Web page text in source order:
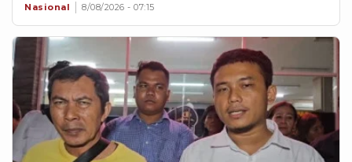
Nasional 8/08/2026 - 07:15